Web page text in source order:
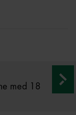
med 18